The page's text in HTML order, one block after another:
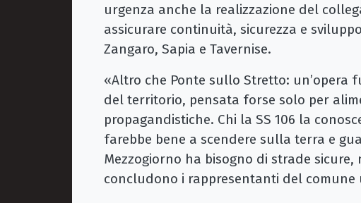
urgenza anche la realizzazione del
assicurare continuità, sicurezza e
Zangaro, Sapia e Tavernise.
«Altro che Ponte sullo Stretto: un’opera
del territorio, pensata forse solo per
propagandistiche. Chi la SS 106 la
farebbe bene a scendere sulla terra e
Mezzogiorno ha bisogno di strade
concludono i rappresentanti del comune